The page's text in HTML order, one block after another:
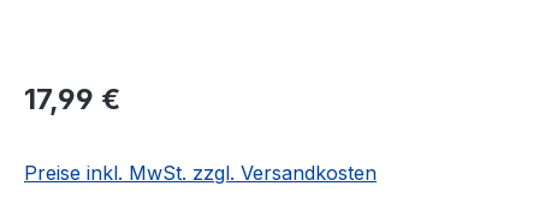
Regulärer Preis:
17,99 €
Preise inkl. MwSt. zzgl. Versandkosten